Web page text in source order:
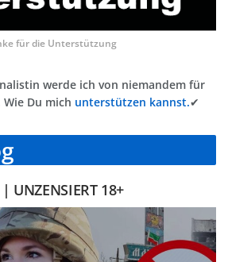
für die Unterstützung
werde ich von niemandem für
Du mich unterstützen kannst.✔
UNZENSIERT 18+